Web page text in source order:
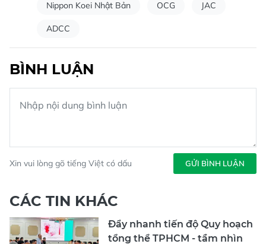
Nippon Koei Nhật Bản OCG JAC
ADCC
BÌNH LUẬN
Xin vui lòng gõ tiếng Việt có dấu GỬI BÌNH LUẬN
CÁC TIN KHÁC
Đẩy nhanh tiến độ Quy hoạch
tổng thể TPHCM - tầm nhìn